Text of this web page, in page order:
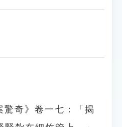
奇》卷一七：「揭